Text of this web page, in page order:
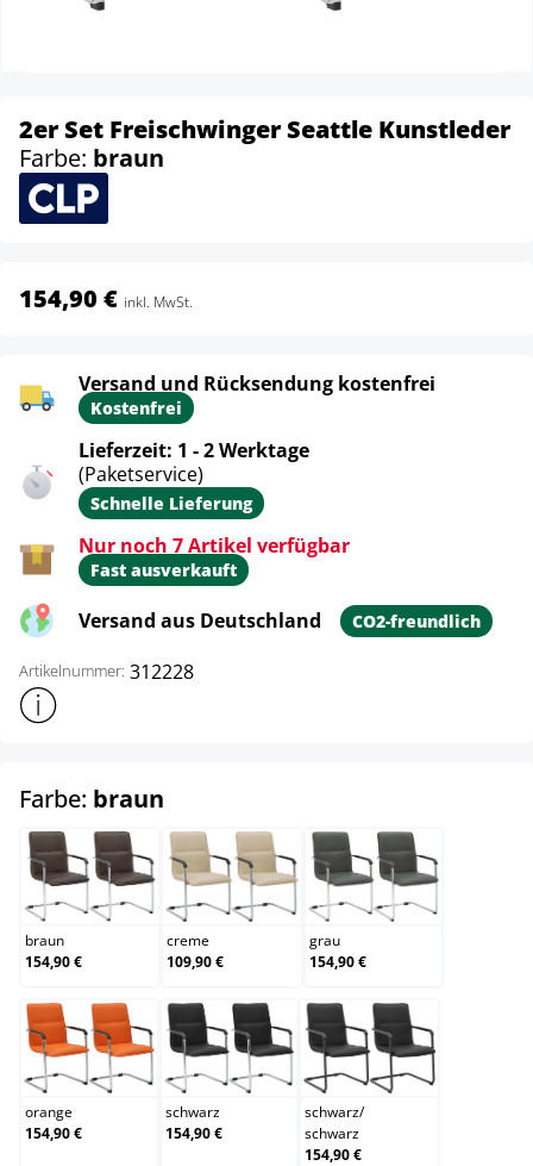
2er Set Freischwinger Seattle Kunstleder
Farbe: braun
154,90 € inkl. MwSt.
Versand und Rücksendung kostenfrei
Kostenfrei
Lieferzeit: 1 - 2 Werktage
(Paketservice)
Schnelle Lieferung
Nur noch 7 Artikel verfügbar
Fast ausverkauft
Versand aus Deutschland CO2-freundlich
Artikelnummer: 312228
Weitere Produktinformationen anzeigen
Farbe: braun
braun
braun
154,90 €
creme
creme
109,90 €
grau
grau
154,90 €
orange
orange
154,90 €
schwarz
schwarz
154,90 €
schwarz/schwarz
schwarz/
schwarz
154,90 €